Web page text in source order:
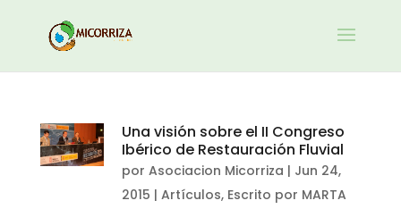
Una visión sobre el II Congreso
Ibérico de Restauración Fluvial
porAsociacion Micorriza | Jun 24,
2015 |Artículos, Escrito por MARTA